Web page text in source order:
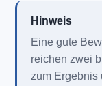
Hinweis
Eine gute
reichen zwei
zum Ergebnis